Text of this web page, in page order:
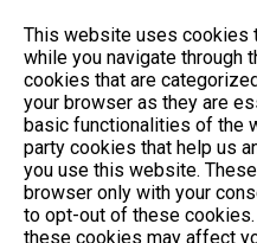
This website uses cookies
while you navigate through
cookies that are
your browser as they are
basic functionalities of the
party cookies that help us
you use this website.
browser only with your
to opt-out of these
these cookies may affect